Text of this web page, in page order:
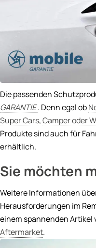
Die passenden
GARANTIE. Denn egal ob
Super Cars,Camper oder
Produkte sind auch für
erhältlich.
Sie möchten
Weitere Informationen
Herausforderungen im
einem spannenden Artikel
Aftermarket.